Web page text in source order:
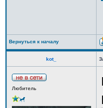
Вернуться к началу
kot_
Любитель